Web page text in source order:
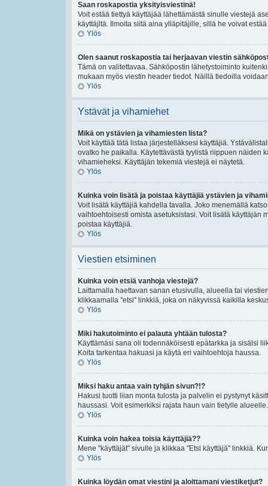
Saan roskapostia yksityisviestinä!
Voit estää tiettyä käyttäjää lähettämästä sinulle viestejä
käyttäjltä. Ilmoita siitä aina ylläpitäjille, sillä he voivat
Ylös
Olen saanut roskapostia tai herjaavan viestin
Tämä on valitettavaa. Sähköpostin lähetystoiminto
mukaan myös viestin header tiedot. Näillä tiedoilla
Ylös
Ystävät ja vihamiehet
Mikä on ystävien ja vihamiesten lista?
Voit käyttää tätä listaa järjestelläksesi käyttäjiä.
ovatko he paikalla. Käytettävästä tyylistä riippuen näiden
vihamieheksi. Käyttäjän tekemiä viestejä ei näytetä.
Ylös
Kuinka voin lisätä ja poistaa käyttäjiä ystävien ja
Voit lisätä käyttäjiä kahdella tavalla. Joko menemällä
vaihtoehtoisesti omista asetuksistasi. Voit lisätä
poistaa käyttäjiä.
Ylös
Viestien etsiminen
Kuinka voin etsiä vanhoja viestejä?
Laittamalla haettavan sanan etusivulla, alueella tai
klikkaamalla "etsi" linkkiä, joka on näkyvissä kaikilla
Ylös
Miki hakutoiminto ei palauta yhtään tulosta?
Käyttämäsi sana oli todennäköisesti epätarkka ja sisälsi
Koita tarkentaa hakuasi ja käytä eri vaihtoehtoja haussa.
Ylös
Miksi haku antaa vain tyhjän sivun?!?
Hakusi tuotti liian monta tulosta ja palvelin ei pystynyt
haussasi. Voit esimerkiksi rajata haun vain tietylle alueelle.
Ylös
Kuinka voin hakea toisia käyttäjiä??
Mene "käyttäjät" sivulle ja klikkaa "Etsi käyttäjä" linkkiä.
Ylös
Kuinka löydän omat viestini ja aloittamani viestiketjut?